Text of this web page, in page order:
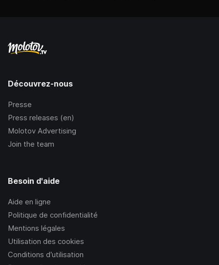
Découvrez-nous
Presse
Press releases (en)
Molotov Advertising
Join the team
Besoin d'aide
Aide en ligne
Politique de confidentialité
Mentions légales
Utilisation des cookies
Conditions d’utilisation